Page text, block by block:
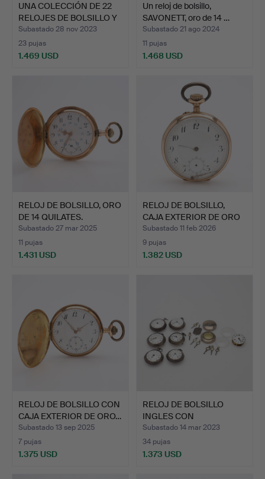
UNA COLECCIÓN DE 22
RELOJES DE BOLSILLO Y
…
Subastado 28 nov 2023
23 pujas
1.469 USD
Un reloj de bolsillo,
SAVONETT, oro de 14 …
Subastado 21 ago 2024
11 pujas
1.468 USD
RELOJ DE BOLSILLO, ORO
DE 14 QUILATES.
Subastado 27 mar 2025
11 pujas
1.431 USD
RELOJ DE BOLSILLO,
CAJA EXTERIOR DE ORO
DE…
Subastado 11 feb 2026
9 pujas
1.382 USD
RELOJ DE BOLSILLO CON
CAJA EXTERIOR DE ORO…
Subastado 13 sep 2025
7 pujas
1.375 USD
RELOJ DE BOLSILLO
INGLES CON
MOVIMIENTO SP…
Subastado 14 mar 2023
34 pujas
1.373 USD